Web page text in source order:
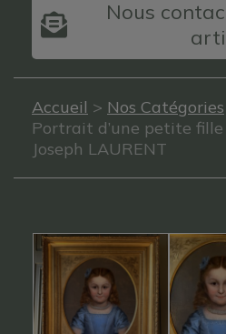
Nous
Accueil > Nos Catégories
Portrait d’une petite
Joseph LAURENT